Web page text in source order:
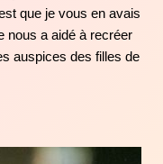
que je vous en avais
nous a aidé à recréer
auspices des filles de